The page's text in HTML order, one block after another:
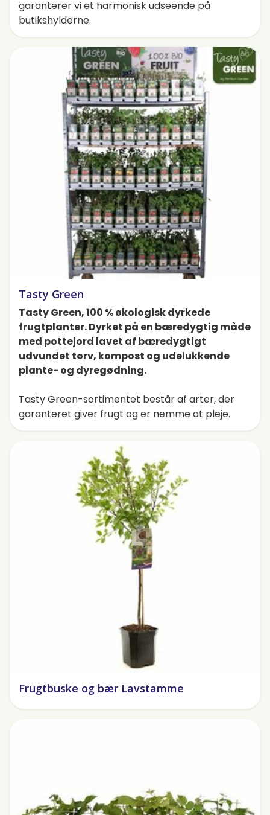
garanterer vi et harmonisk udseende på
butikshylderne.
Tasty Green
Tasty Green, 100 % økologisk dyrkede
frugtplanter. Dyrket på en bæredygtig måde
med pottejord lavet af bæredygtigt
udvundet tørv, kompost og udelukkende
plante- og dyregødning.
Tasty Green-sortimentet består af arter, der
garanteret giver frugt og er nemme at pleje.
Frugtbuske og bær Lavstamme